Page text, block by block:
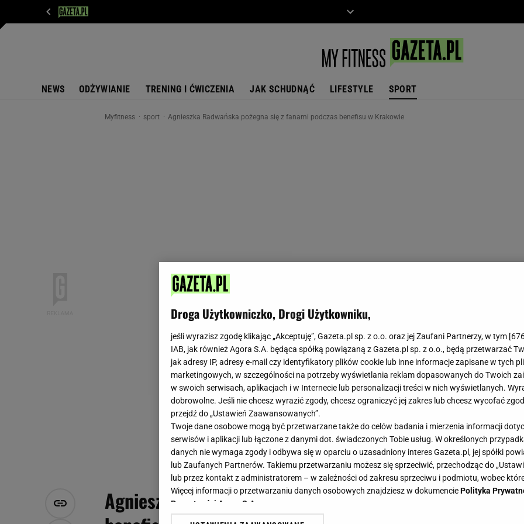
NEWS ODŻYWIANIE TRENING I ĆWICZENIA JAK SCHUDNĄĆ LIFESTYLE SPORT
Myfitness sport Agnieszka Radwańska pożegna się z fanami podczas benefisu w Krakowie
Agnieszka Radwańska pożegna się z fanami podczas
Droga Użytkowniczko, Drogi Użytkowniku,
jeśli wyrazisz zgodę klikając „Akceptuję”, Gazeta.pl sp. z o.o. oraz jej Zaufani Partnerzy, w tym [
IAB, jak również Agora S.A. będąca spółką powiązaną z Gazeta.pl sp. z o.o., będą przetwarzać
jak adresy IP, adresy e-mail czy identyfikatory plików cookie lub inne informacje zapisane w tych
marketingowych, w szczególności na potrzeby wyświetlania reklam dopasowanych do Twoich
w swoich serwisach, aplikacjach i w Internecie lub personalizacji treści w nich wyświetlanych.
dobrowolne. Jeśli nie chcesz wyrazić zgody, chcesz ograniczyć jej zakres lub chcesz wycofać
przejdź do „Ustawień Zaawansowanych”.
Twoje dane osobowe mogą być przetwarzane także do celów badania i mierzenia informacji
serwisów i aplikacji lub łączone z danymi dot. świadczonych Tobie usług. W określonych
danych nie wymaga zgody i odbywa się w oparciu o uzasadniony interes Gazeta.pl, jej spółki
lub Zaufanych Partnerów. Takiemu przetwarzaniu możesz się sprzeciwić, przechodząc do
lub przez kontakt z administratorem – w zależności od zakresu sprzeciwu i podmiotu, wobec
Więcej informacji o przetwarzaniu danych osobowych znajdziesz w dokumenciePolityka
Prywatności Agora S.A.